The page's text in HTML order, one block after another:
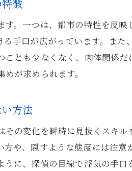
徴
。一つは、都市の特性を反
手口が広がっています。ま
とも少なくなく、肉体関係
が求められます。
方法
の変化を瞬時に見抜くスキ
や、隠すような態度には注
に、探偵の目線で浮気の手